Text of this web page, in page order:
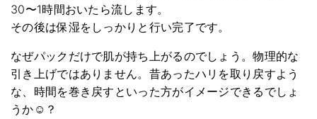
30〜1時間おいたら流します。
その後は保湿をしっかりと行い完了です。
なぜパックだけで肌が持ち上がるのでしょう。物理的な
引き上げではありません。昔あったハリを取り戻すよう
な、時間を巻き戻すといった方がイメージできるでしょ
うか☺️？